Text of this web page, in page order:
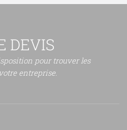
DEVIS
pour trouver les
entreprise.